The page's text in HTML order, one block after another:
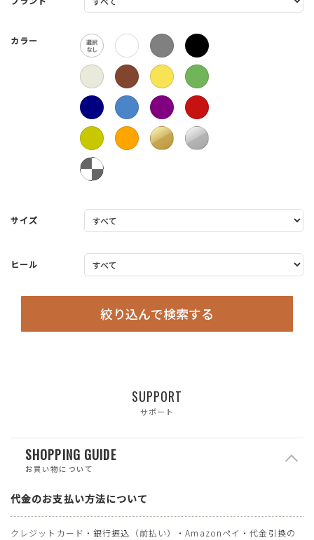
カラー
サイズ
ヒール
絞り込んで検索する
SUPPORT
サポート
SHOPPING GUIDE
お買い物について
代金のお支払い方法について
クレジットカード・銀行振込（前払い）・Amazonペイ・代金引換の